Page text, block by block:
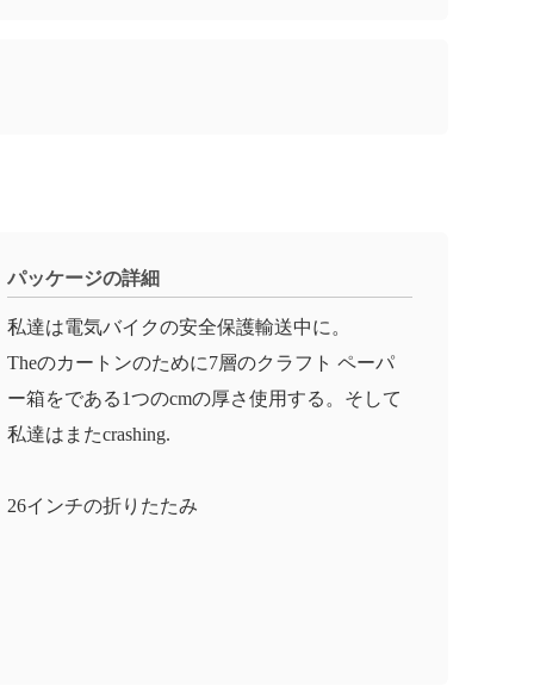
パッケージの詳細
私達は電気バイクの安全保護輸送中に。
Theのカートンのために7層のクラフト ペーパ
ー箱をである1つのcmの厚さ使用する。そして
私達はまたcrashing.
26インチの折りたたみ